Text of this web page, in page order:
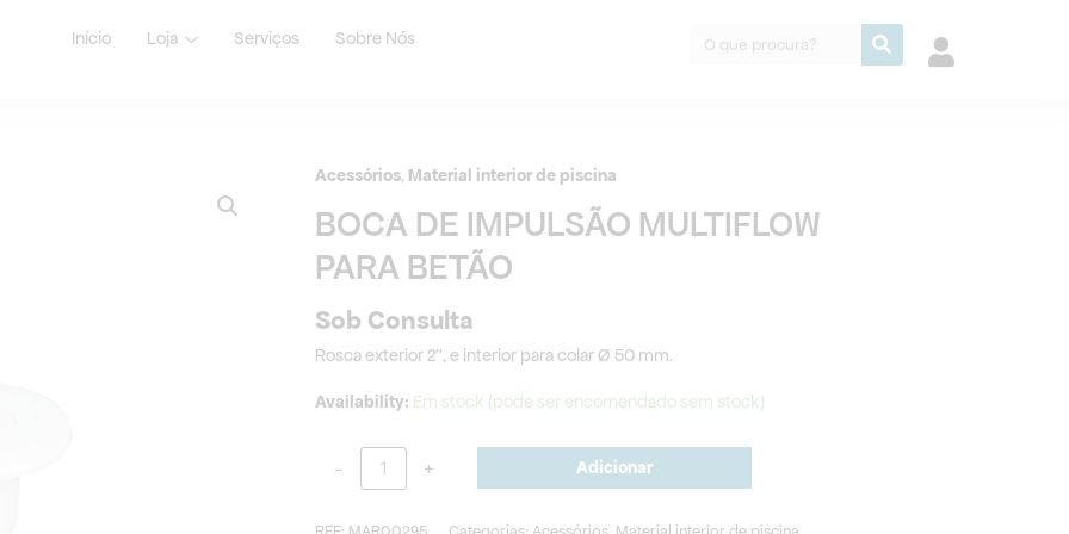
Início Loja Serviços Sobre Nós Procurar
Acessórios, Material interior de piscina
BOCA DE IMPULSÃO MULTIFLOW
PARA BETÃO
Sob Consulta
Rosca exterior 2’’, e interior para colar Ø 50 mm.
Availability: Em stock (pode ser encomendado sem stock)
-
Quantidade
de
BOCA
DE
MULTIFLOW
PARA
+ Adicionar